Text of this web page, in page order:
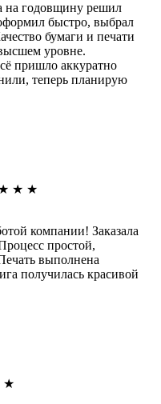
на годовщину решил
быстро, выбрал
бумаги и печати
уровне.
пришло аккуратно
теперь планирую
★ ★
компании! Заказала
простой,
выполнена
получилась красивой
★